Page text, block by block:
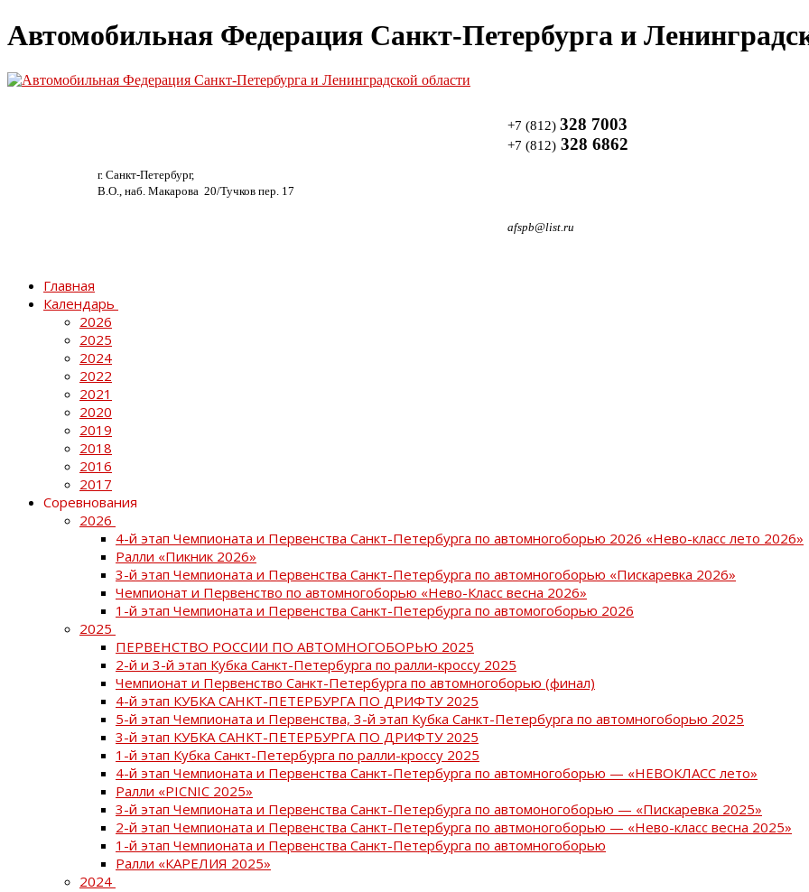
Автомобильная Федерация Санкт-Петербурга и
г. Санкт-Петербург,
В.О., наб. Макарова 20/Тучков пер. 17
+7 (812) 328 7003
+7 (812) 328 6862
afspb@list.ru
Главная
Календарь
2026
2025
2024
2022
2021
2020
2019
2018
2016
2017
Соревнования
2026
4-й этап Чемпионата и Первенства Санкт-Петербурга по автомногоборью 2026 «Нево-класс лето 2026»
Ралли «Пикник 2026»
3-й этап Чемпионата и Первенства Санкт-Петербурга по автомногоборью «Пискаревка 2026»
Чемпионат и Первенство по автомногоборью «Нево-Класс весна 2026»
1-й этап Чемпионата и Первенства Санкт-Петербурга по автомогоборью 2026
2025
ПЕРВЕНСТВО РОССИИ ПО АВТОМНОГОБОРЬЮ 2025
2-й и 3-й этап Кубка Санкт-Петербурга по ралли-кроссу 2025
Чемпионат и Первенство Санкт-Петербурга по автомногоборью (финал)
4-й этап КУБКА САНКТ-ПЕТЕРБУРГА ПО ДРИФТУ 2025
5-й этап Чемпионата и Первенства, 3-й этап Кубка Санкт-Петербурга по автомногоборью 2025
3-й этап КУБКА САНКТ-ПЕТЕРБУРГА ПО ДРИФТУ 2025
1-й этап Кубка Санкт-Петербурга по ралли-кроссу 2025
4-й этап Чемпионата и Первенства Санкт-Петербурга по автомногоборью — «НЕВОКЛАСС лето»
Ралли «PICNIC 2025»
3-й этап Чемпионата и Первенства Санкт-Петербурга по автомоногоборью — «Пискаревка 2025»
2-й этап Чемпионата и Первенства Санкт-Петербурга по автмоногоборью — «Нево-класс весна 2025»
1-й этап Чемпионата и Первенства Санкт-Петербурга по автомногоборью
Ралли «КАРЕЛИЯ 2025»
2024